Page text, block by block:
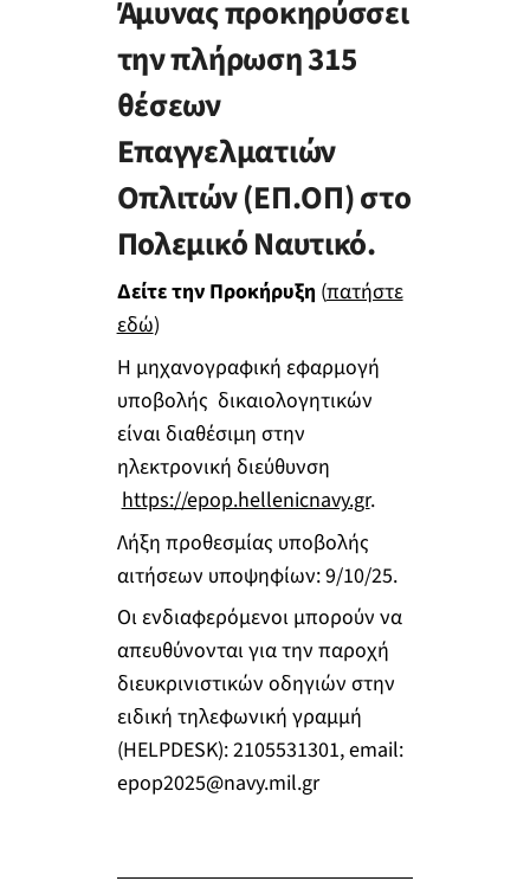
Άμυνας προκηρύσσει
την πλήρωση 315
θέσεων
Επαγγελματιών
Οπλιτών (ΕΠ.ΟΠ) στο
Πολεμικό Ναυτικό.
Δείτε την Προκήρυξη (πατήστε
εδώ)
Η μηχανογραφική εφαρμογή
υποβολής δικαιολογητικών
είναι διαθέσιμη στην
ηλεκτρονική διεύθυνση
https://epop.hellenicnavy.gr.
Λήξη προθεσμίας υποβολής
αιτήσεων υποψηφίων: 9/10/25.
Οι ενδιαφερόμενοι μπορούν να
απευθύνονται για την παροχή
διευκρινιστικών οδηγιών στην
ειδική τηλεφωνική γραμμή
(HELPDESK): 2105531301, email:
epop2025@navy.mil.gr